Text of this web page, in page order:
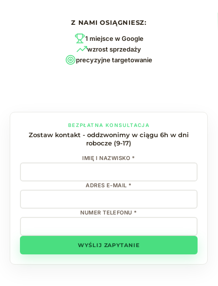
Z NAMI OSIĄGNIESZ:
1 miejsce w Google
wzrost sprzedaży
precyzyjne targetowanie
BEZPŁATNA KONSULTACJA
Zostaw kontakt - oddzwonimy w ciągu 6h w dni
robocze (9-17)
IMIĘ I NAZWISKO *
ADRES E-MAIL *
NUMER TELEFONU *
WYŚLIJ ZAPYTANIE